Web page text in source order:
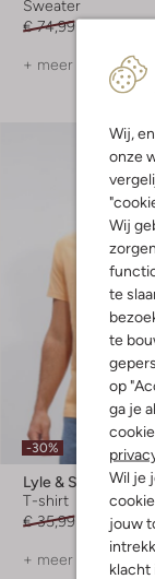
Wij,
onze
Wij
te
te
op
ga je
Wil je
jouw
klacht
Sweater
€ 74,99
+ meer kleuren
-30%
Lyle & Scott
T-shirt
€ 35,99
€ 24,99
+ meer kleuren